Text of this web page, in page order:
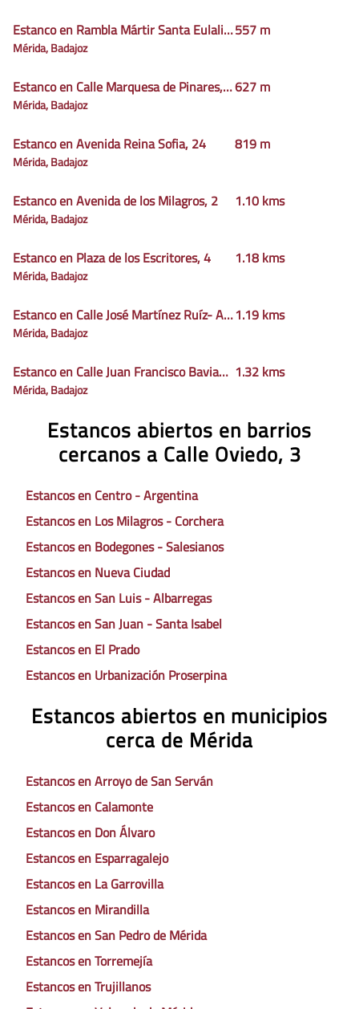
Estanco en Rambla Mártir Santa Eulalia, 34
Mérida, Badajoz
557 m
Estanco en Calle Marquesa de Pinares, 23
Mérida, Badajoz
627 m
Estanco en Avenida Reina Sofia, 24
Mérida, Badajoz
819 m
Estanco en Avenida de los Milagros, 2
Mérida, Badajoz
1.10 kms
Estanco en Plaza de los Escritores, 4
Mérida, Badajoz
1.18 kms
Estanco en Calle José Martínez Ruíz- Azorín, 29
Mérida, Badajoz
1.19 kms
Estanco en Calle Juan Francisco Baviano Giner, 20
Mérida, Badajoz
1.32 kms
Estancos abiertos en barrios
cercanos a Calle Oviedo, 3
Estancos en Centro - Argentina
Estancos en Los Milagros - Corchera
Estancos en Bodegones - Salesianos
Estancos en Nueva Ciudad
Estancos en San Luis - Albarregas
Estancos en San Juan - Santa Isabel
Estancos en El Prado
Estancos en Urbanización Proserpina
Estancos abiertos en municipios
cerca de Mérida
Estancos en Arroyo de San Serván
Estancos en Calamonte
Estancos en Don Álvaro
Estancos en Esparragalejo
Estancos en La Garrovilla
Estancos en Mirandilla
Estancos en San Pedro de Mérida
Estancos en Torremejía
Estancos en Trujillanos